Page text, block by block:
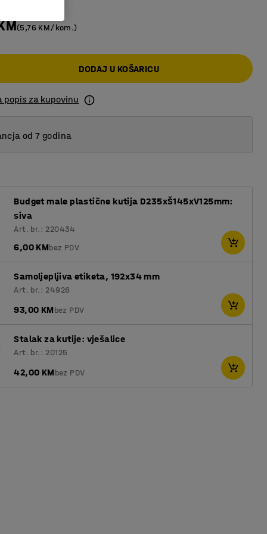
(5,76 KM/kom.)
DODAJ U KOŠARICU
popis za kupovinu
od 7 godina
Budget male plastične kutija D235xŠ145xV125mm:
siva
Art. br.: 220434
6,00 KMbez PDV
Samoljepljiva etiketa, 192x34 mm
Art. br.: 24926
93,00 KMbez PDV
Stalak za kutije: vješalice
Art. br.: 20125
42,00 KMbez PDV